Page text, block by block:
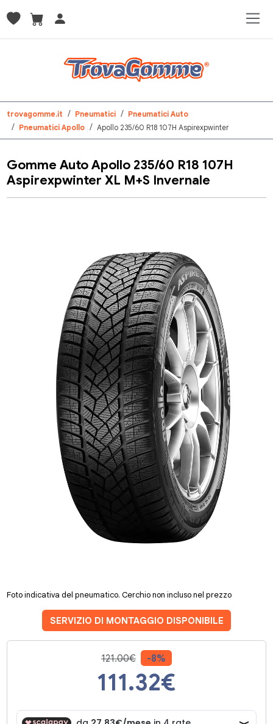
trovagomme.it Pneumatici
Pneumatici Auto
Pneumatici Apollo
Apollo 235/60 R18 107H Aspirexpwinter
Gomme Auto Apollo 235/60 R18 107H
Aspirexpwinter XL M+S Invernale
Foto indicativa del pneumatico. Cerchio non incluso nel prezzo
SERVIZIO DI MONTAGGIO DISPONIBILE
121.00€ -8%
111.32€